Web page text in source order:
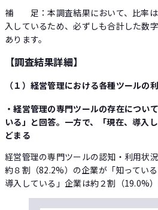
補 足：本調査結果において、比率は
入しているため、必ずしも合計した数
あります。
【調査結果詳細】
（１）経営管理における各種ツールの
・経営管理の専門ツールの存在につい
いる」と回答。一方で、「現在、導入
どまる
経営管理の専門ツールの認知・利用状
約８割（82.2%）の企業が「知ってい
導入している」企業は約２割（19.0%）